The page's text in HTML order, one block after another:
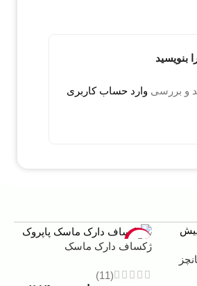
بنویسید
و بررسی وارد حساب کاربری
-22%
ژکساف دارک ماسک
(11)